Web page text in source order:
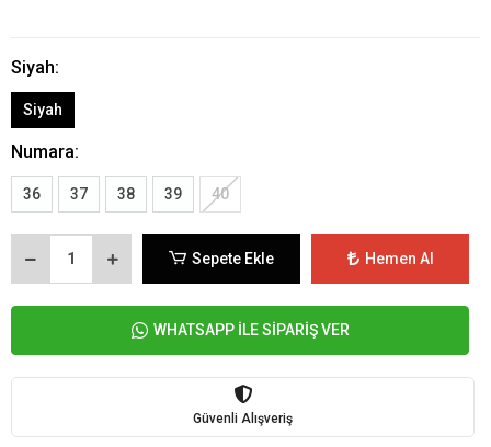
Siyah:
Siyah
Numara:
36 37 38 39 40
Sepete Ekle Hemen Al
WHATSAPP İLE SİPARİŞ VER
Güvenli Alışveriş